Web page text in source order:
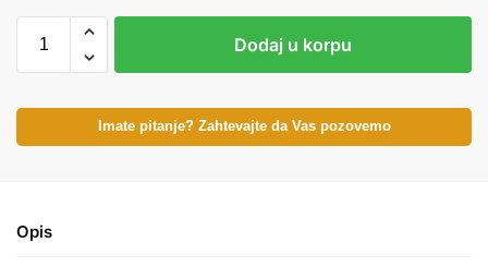
Dodaj u korpu
Imate pitanje? Zahtevajte da Vas pozovemo
Opis